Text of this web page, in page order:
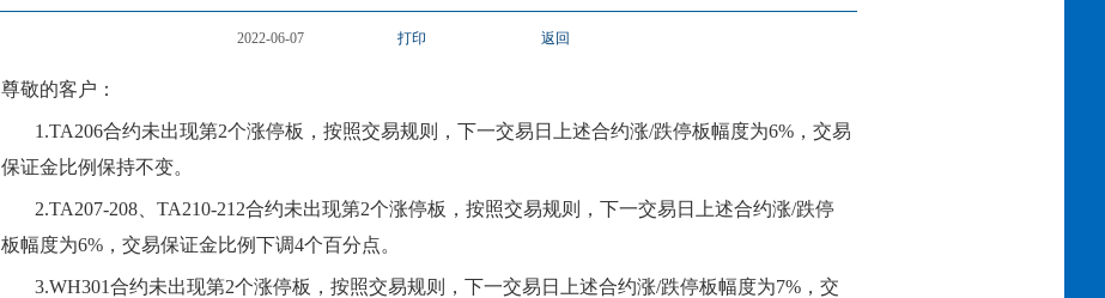
2022-06-07 打印 返回
尊敬的客户：
1.TA206合约未出现第2个涨停板，按照交易规则，下一交易日上述合约涨/跌停板幅度为6%，交易
保证金比例保持不变。
2.TA207-208、TA210-212合约未出现第2个涨停板，按照交易规则，下一交易日上述合约涨/跌停
板幅度为6%，交易保证金比例下调4个百分点。
3.WH301合约未出现第2个涨停板，按照交易规则，下一交易日上述合约涨/跌停板幅度为7%，交